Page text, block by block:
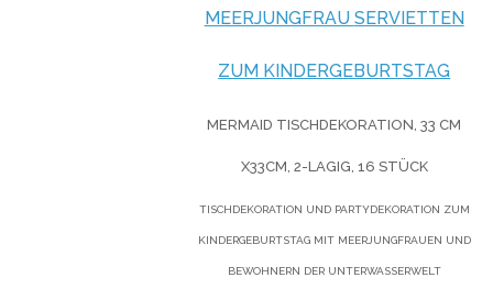
MEERJUNGFRAU SERVIETTEN
ZUM KINDERGEBURTSTAG
MERMAID TISCHDEKORATION, 33 CM
X33CM, 2-LAGIG , 16 STÜCK
TISCHDEKORATION UND PARTYDEKORATION ZUM
KINDERGEBURTSTAG MIT MEERJUNGFRAUEN UND
BEWOHNERN DER UNTERWASSERWELT